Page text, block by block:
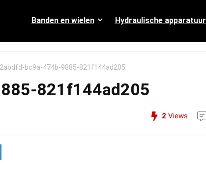
Banden en wielen Hydraulische apparatuur
bc9a-474b-9885-821f144ad205
821f144ad205
2 Views